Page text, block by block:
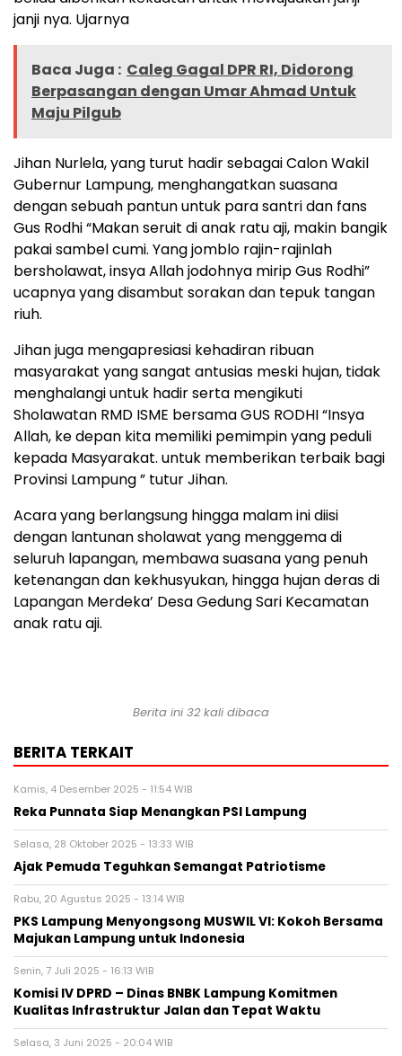
janji nya. Ujarnya
Baca Juga : Caleg Gagal DPR RI, Didorong
Berpasangan dengan Umar Ahmad Untuk
Maju Pilgub
Jihan Nurlela, yang turut hadir sebagai Calon Wakil
Gubernur Lampung, menghangatkan suasana
dengan sebuah pantun untuk para santri dan fans
Gus Rodhi “Makan seruit di anak ratu aji, makin bangik
pakai sambel cumi. Yang jomblo rajin-rajinlah
bersholawat, insya Allah jodohnya mirip Gus Rodhi”
ucapnya yang disambut sorakan dan tepuk tangan
riuh.
Jihan juga mengapresiasi kehadiran ribuan
masyarakat yang sangat antusias meski hujan, tidak
menghalangi untuk hadir serta mengikuti
Sholawatan RMD ISME bersama GUS RODHI “Insya
Allah, ke depan kita memiliki pemimpin yang peduli
kepada Masyarakat. untuk memberikan terbaik bagi
Provinsi Lampung ” tutur Jihan.
Acara yang berlangsung hingga malam ini diisi
dengan lantunan sholawat yang menggema di
seluruh lapangan, membawa suasana yang penuh
ketenangan dan kekhusyukan, hingga hujan deras di
Lapangan Merdeka’ Desa Gedung Sari Kecamatan
anak ratu aji.
Berita ini 32 kali dibaca
BERITA TERKAIT
Kamis, 4 Desember 2025 - 11:54 WIB
Reka Punnata Siap Menangkan PSI Lampung
Selasa, 28 Oktober 2025 - 13:33 WIB
Ajak Pemuda Teguhkan Semangat Patriotisme
Rabu, 20 Agustus 2025 - 13:14 WIB
PKS Lampung Menyongsong MUSWIL VI: Kokoh Bersama
Majukan Lampung untuk Indonesia
Senin, 7 Juli 2025 - 16:13 WIB
Komisi IV DPRD – Dinas BNBK Lampung Komitmen
Kualitas Infrastruktur Jalan dan Tepat Waktu
Selasa, 3 Juni 2025 - 20:04 WIB